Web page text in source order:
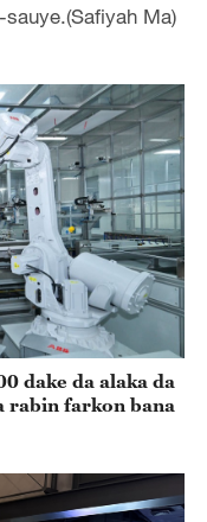
Ma)
dake da alaka da
rabin farkon bana